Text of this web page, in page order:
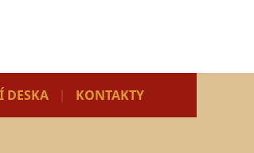
DESKA KONTAKTY